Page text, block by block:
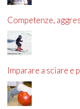
Competenze,
Imparare a sciare e